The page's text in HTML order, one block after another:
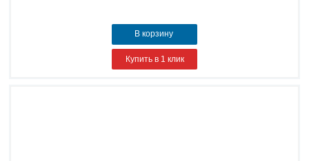
В корзину
Купить в 1 клик